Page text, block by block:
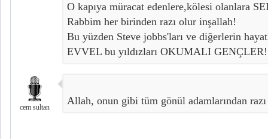
O kapıya müracat edenlere,kölesi olanlara
Rabbim her birinden razı olur inşallah!
Bu yüzden Steve jobbs'ları ve diğerlerin
EVVEL bu yıldızları OKUMALI
cem sultan
Allah, onun gibi tüm gönül adamlarından